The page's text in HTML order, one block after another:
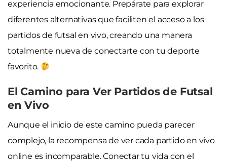
experiencia emocionante. Prepárate para explorar
diferentes alternativas que faciliten el acceso a los
partidos de futsal en vivo, creando una manera
totalmente nueva de conectarte con tu deporte
favorito.
El Camino para Ver Partidos de Futsal
en Vivo
Aunque el inicio de este camino pueda parecer
complejo, la recompensa de ver cada partido en vivo
online es incomparable. Conectar tu vida con el